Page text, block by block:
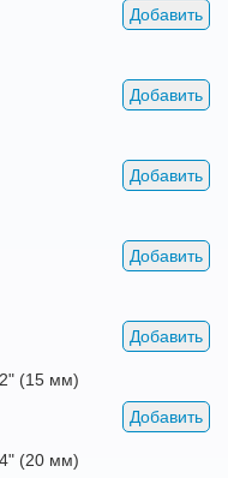
Добавить
Добавить
Добавить
Добавить
Добавить
2" (15 мм)
Добавить
4" (20 мм)